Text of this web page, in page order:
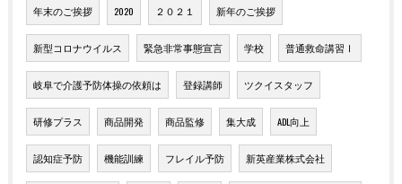
年末のご挨拶 2020 ２０２１ 新年のご挨拶
新型コロナウイルス 緊急非常事態宣言 学校 普通救命講習Ⅰ
岐阜で介護予防体操の依頼は 登録講師 ツクイスタッフ
研修プラス 商品開発 商品監修 集大成 ADL向上
認知症予防 機能訓練 フレイル予防 新英産業株式会社